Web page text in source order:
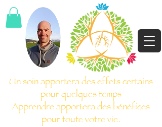
Un soin apportera des effets certains
pour quelques temps
Apprendre apportera des bénéfices
pour toute votre vie.